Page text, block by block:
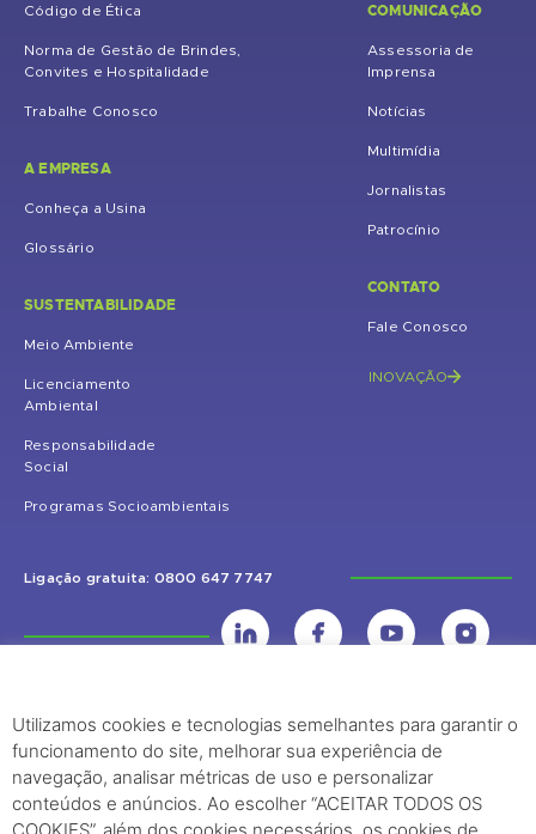
Código de Ética
Norma de Gestão de Brindes,
Convites e Hospitalidade
Trabalhe Conosco
A EMPRESA
Conheça a Usina
Glossário
SUSTENTABILIDADE
Meio Ambiente
Licenciamento
Ambiental
Responsabilidade
Social
Programas Socioambientais
COMUNICAÇÃO
Assessoria de
Imprensa
Notícias
Multimídia
Jornalistas
Patrocínio
CONTATO
Fale Conosco
INOVAÇÃO
Ligação gratuita: 0800 647 7747
UHE Jirau
Rodovia BR-364, KM 824 S/Nº - Distrito de Jaci Paraná – Porto Velho
(RO) – CEP: 76840-000 – Telefone: (69) 2182.8600
Utilizamos cookies e tecnologias semelhantes para garantir o
funcionamento do site, melhorar sua experiência de
navegação, analisar métricas de uso e personalizar
conteúdos e anúncios. Ao escolher “ACEITAR TODOS OS